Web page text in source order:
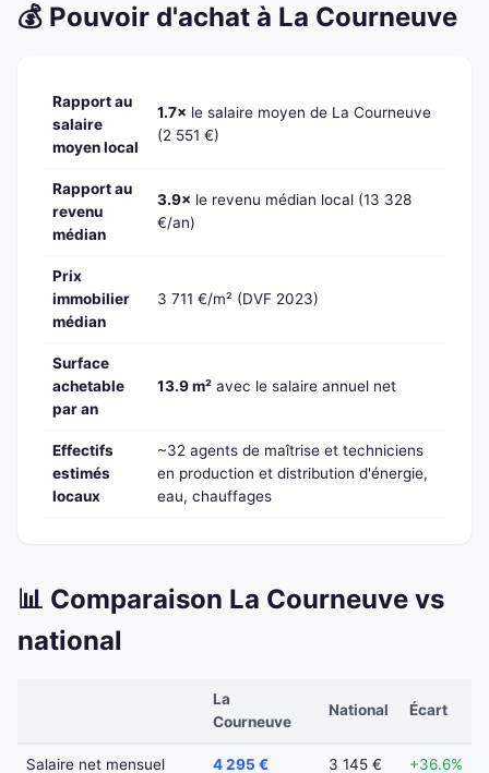
💰 Pouvoir d'achat à La Courneuve
Rapport au
salaire
moyen local
1.7× le salaire moyen de La Courneuve
(2 551 €)
Rapport au
revenu
médian
3.9× le revenu médian local (13 328
€/an)
Prix
immobilier
médian
3 711 €/m² (DVF 2023)
Surface
achetable
par an
13.9 m² avec le salaire annuel net
Effectifs
estimés
locaux
~32 agents de maîtrise et techniciens
en production et distribution d'énergie,
eau, chauffages
📊 Comparaison La Courneuve vs
national
La
Courneuve
National Écart
Salaire net mensuel 4 295 € 3 145 € +36.6%